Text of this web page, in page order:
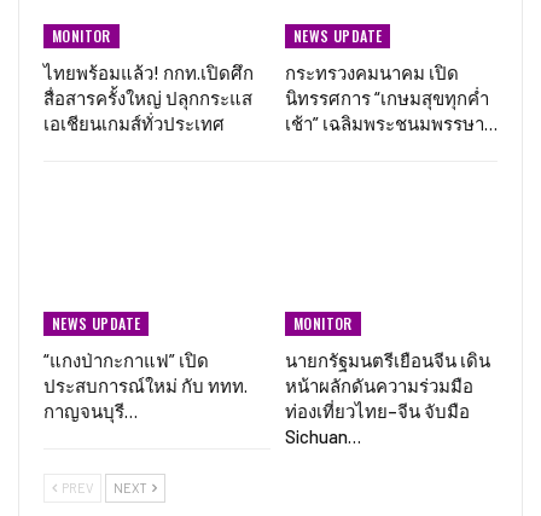
MONITOR
ไทยพร้อมแล้ว! กกท.เปิดศึก
สื่อสารครั้งใหญ่ ปลุกกระแส
เอเชียนเกมส์ทั่วประเทศ
NEWS UPDATE
กระทรวงคมนาคม เปิด
นิทรรศการ “เกษมสุขทุกค่ำ
เช้า” เฉลิมพระชนมพรรษา…
NEWS UPDATE
“แกงป่ากะกาแฟ” เปิด
ประสบการณ์ใหม่ กับ ททท.
กาญจนบุรี…
MONITOR
นายกรัฐมนตรีเยือนจีน เดิน
หน้าผลักดันความร่วมมือ
ท่องเที่ยวไทย–จีน จับมือ
Sichuan…
PREV NEXT